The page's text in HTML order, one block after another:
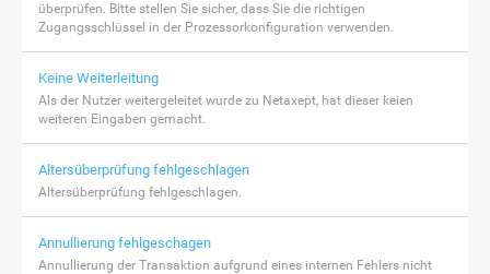
überprüfen. Bitte stellen Sie sicher, dass Sie die richtigen
Zugangsschlüssel in der Prozessorkonfiguration verwenden.
Keine Weiterleitung
Als der Nutzer weitergeleitet wurde zu Netaxept, hat dieser keien
weiteren Eingaben gemacht.
Altersüberprüfung fehlgeschlagen
Altersüberprüfung fehlgeschlagen.
Annullierung fehlgeschagen
Annullierung der Transaktion aufgrund eines internen Fehlers nicht